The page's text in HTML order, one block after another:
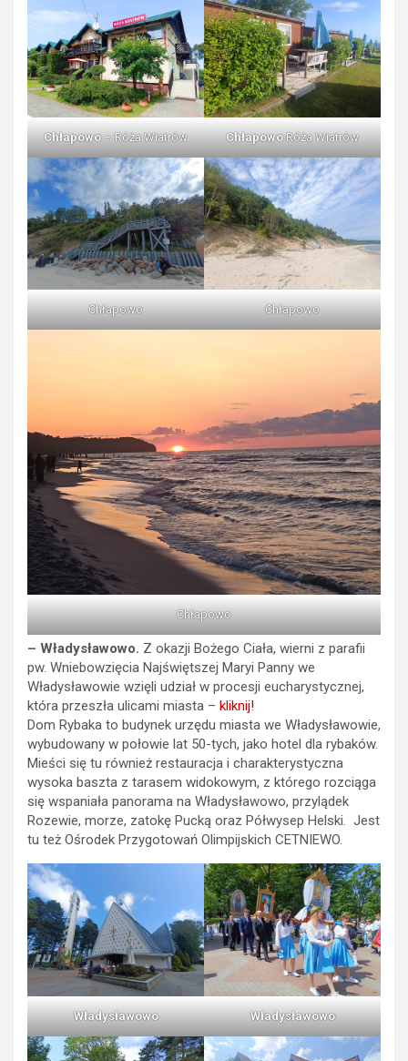
Chłapowo– Róża Wiatrów ChłapowoRóża Wiatrów
Chłapowo Chłapowo
Chłapowo
– Władysławowo. Z okazji Bożego Ciała, wierni z parafii
pw. Wniebowzięcia Najświętszej Maryi Panny we
Władysławowie wzięli udział w procesji eucharystycznej,
która przeszła ulicami miasta – kliknij!
Dom Rybaka to budynek urzędu miasta we Władysławowie,
wybudowany w połowie lat 50-tych, jako hotel dla rybaków.
Mieści się tu również restauracja i charakterystyczna
wysoka baszta z tarasem widokowym, z którego rozciąga
się wspaniała panorama na Władysławowo, przylądek
Rozewie, morze, zatokę Pucką oraz Półwysep Helski. Jest
tu też Ośrodek Przygotowań Olimpijskich CETNIEWO.
Władysławowo Władysławowo